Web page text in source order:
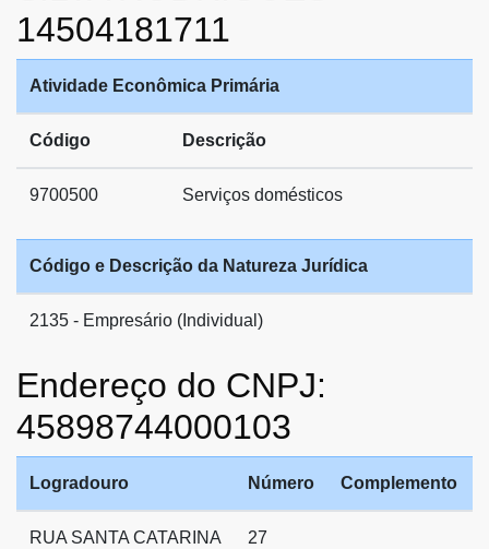
14504181711
Atividade Econômica Primária
Código Descrição
9700500 Serviços domésticos
Código e Descrição da Natureza Jurídica
2135 - Empresário (Individual)
Endereço do CNPJ:
45898744000103
Logradouro Número Complemento
RUA SANTA CATARINA 27